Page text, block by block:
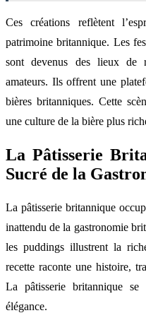
Ces créations reflètent
patrimoine britannique. Les
sont devenus des lieux de
amateurs. Ils offrent une
bières britanniques. Cette
une culture de la bière plus
La Pâtisserie
Sucré de la
La pâtisserie britannique
inattendu de la gastronomie
les puddings illustrent la
recette raconte une histoire,
La pâtisserie britannique
élégance.